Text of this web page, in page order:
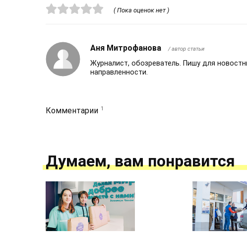
( Пока оценок нет )
Аня Митрофанова / автор статьи
Журналист, обозреватель. Пишу для
направленности.
Комментарии 1
Думаем, вам понравится